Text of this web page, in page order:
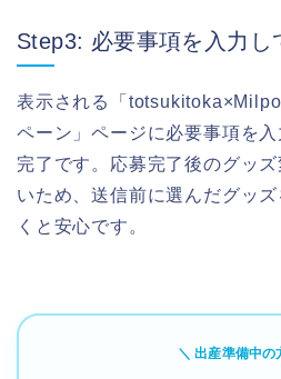
Step3: 必要事項を入力し
表示される「
ペーン」ページに必要事項を
完了です。応募完了後のグッ
いため、送信前に選んだグッ
くと安心です。
＼ 出産準備中の